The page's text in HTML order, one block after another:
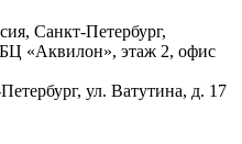
Санкт-Петербург,
«Аквилон», этаж 2, офис
ул. Ватутина, д. 17